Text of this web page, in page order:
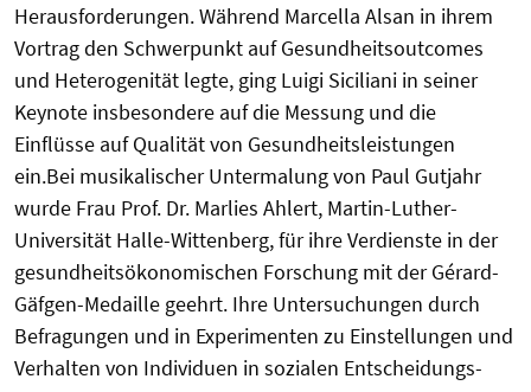
Herausforderungen. Während Marcella Alsan in ihrem
Vortrag den Schwerpunkt auf Gesundheitsoutcomes
und Heterogenität legte, ging Luigi Siciliani in seiner
Keynote insbesondere auf die Messung und die
Einflüsse auf Qualität von Gesundheitsleistungen
ein.Bei musikalischer Untermalung von Paul Gutjahr
wurde Frau Prof. Dr. Marlies Ahlert, Martin-Luther-
Universität Halle-Wittenberg, für ihre Verdienste in der
gesundheitsökonomischen Forschung mit der Gérard-
Gäfgen-Medaille geehrt. Ihre Untersuchungen durch
Befragungen und in Experimenten zu Einstellungen und
Verhalten von Individuen in sozialen Entscheidungs-